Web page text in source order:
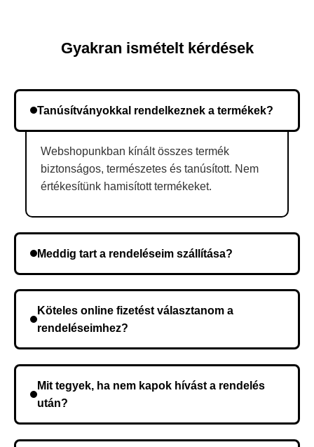
Gyakran ismételt kérdések
Tanúsítványokkal rendelkeznek a termékek?
Webshopunkban kínált összes termék
biztonságos, természetes és tanúsított. Nem
értékesítünk hamisított termékeket.
Meddig tart a rendeléseim szállítása?
kerül, és ez az időtartam függ a szállítási címtől.
Köteles online fizetést választanom a
rendeléseimhez?
Mit tegyek, ha nem kapok hívást a rendelés
után?